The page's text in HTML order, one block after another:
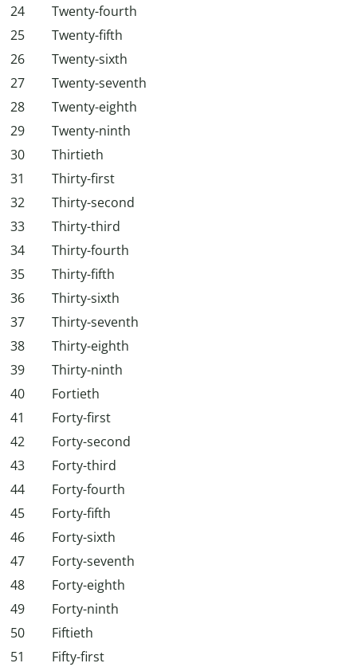
24
Twenty-fourth
25
Twenty-fifth
26
Twenty-sixth
27
Twenty-seventh
28
Twenty-eighth
29
Twenty-ninth
30
Thirtieth
31
Thirty-first
32
Thirty-second
33
Thirty-third
34
Thirty-fourth
35
Thirty-fifth
36
Thirty-sixth
37
Thirty-seventh
38
Thirty-eighth
39
Thirty-ninth
40
Fortieth
41
Forty-first
42
Forty-second
43
Forty-third
44
Forty-fourth
45
Forty-fifth
46
Forty-sixth
47
Forty-seventh
48
Forty-eighth
49
Forty-ninth
50
Fiftieth
51
Fifty-first